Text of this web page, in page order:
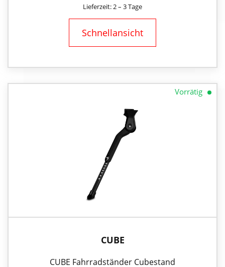
Lieferzeit: 2 – 3 Tage
Schnellansicht
Vorrätig
CUBE
CUBE Fahrradständer Cubestand